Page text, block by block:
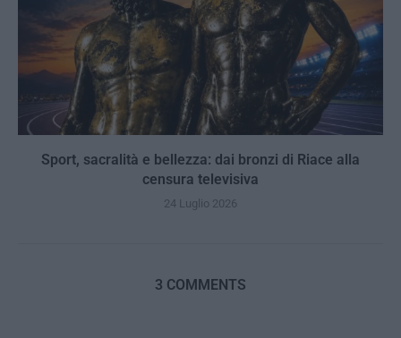
Sport, sacralità e bellezza: dai bronzi di Riace alla
censura televisiva
24 Luglio 2026
3 COMMENTS